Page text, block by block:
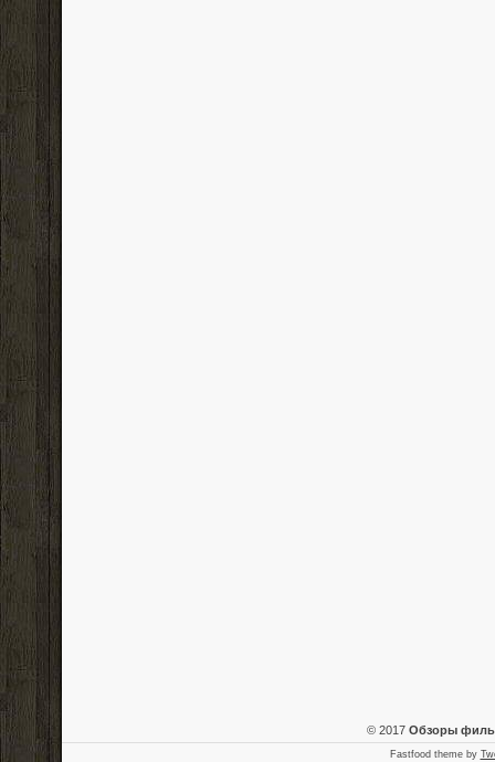
© 2017 Обзоры
Fastfood theme by